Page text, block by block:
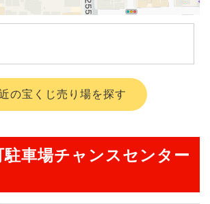
の宝くじ売り場を探す
駐車場チャンスセンター